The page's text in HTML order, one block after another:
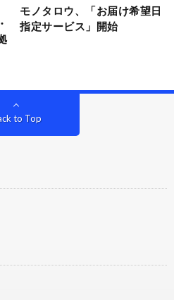
モノタロウ、「お届け希望日
指定サービス」開始
to Top